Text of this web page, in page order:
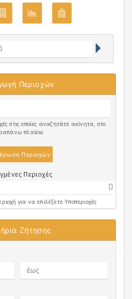
Περιοχών
στις οποίες αναζητάτε ακίνητα, στο
πλαίσιο
Περιοχών
Περιοχές
για να επιλέξετε Υποπεριοχές
Ζήτησης